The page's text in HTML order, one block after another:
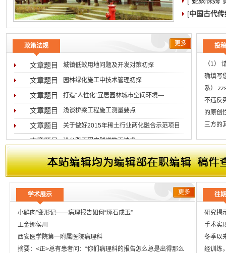
[中国古代
政策法规 更多
城镇低效用地问题及开发对策初探
文章题目
园林绿化施工中技术管理初探
文章题目
打造“人性化”宜居园林城市空间环境―
文章题目
浅谈桥梁工程施工测量要点
文章题目
关于做好2015年稀土行业两化融合示范项目
文章题目
论公路工程中隧道施工技术
文章题目
投标压价的分析及其对策
文章题目
普通外科手术患者医院感染与手术室护理
文章题目
投
（1）
确填写
系）
不违反
的原创
三方的
往
研究揭
手术实
冬季以
经训练
学术展示 更多
小鲜肉”变形记——病理报告如何“琢石成玉”
王金娜侯川
西安医学院第一附属医院病理科
摘要：<正>总有患者问：“你们病理科的报告怎么总是出得那么